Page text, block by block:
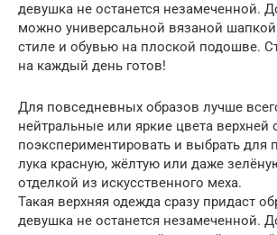
девушка не останется незамеченной.
можно универсальной вязаной
стиле и обувью на плоской подошве.
на каждый день готов!
Для повседневных образов лучше
нейтральные или яркие цвета
поэкспериментировать и выбрать для
лука красную, жёлтую или даже
отделкой из искусственного меха.
Такая верхняя одежда сразу придаст
девушка не останется незамеченной.